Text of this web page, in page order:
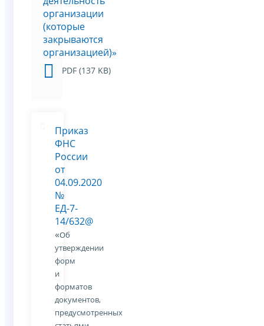
организации
(которые
закрываются
организацией)»
PDF (137 KB)
Приказ
ФНС
России
от
04.09.2020
№
ЕД-7-
14/632@
«Об
утверждении
форм
и
форматов
документов,
предусмотренных